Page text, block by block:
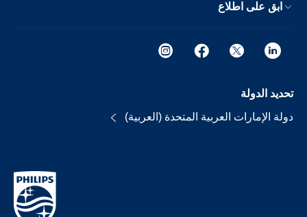
ابق على اطلاع
تحديد الدولة
دولة الإمارات العربية المتحدة (العربية)